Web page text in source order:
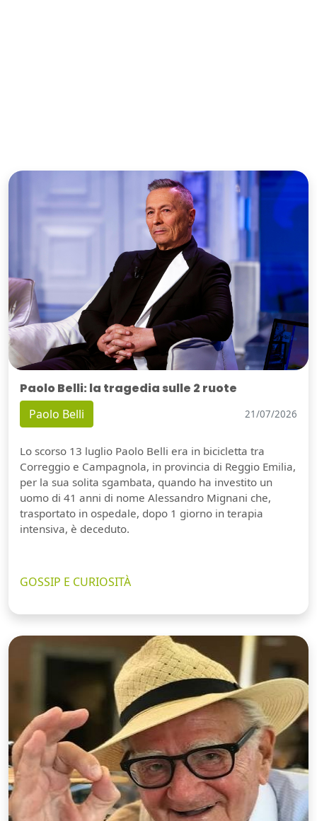
Paolo Belli: la tragedia sulle 2 ruote
Paolo Belli 21/07/2026
Lo scorso 13 luglio Paolo Belli era in bicicletta tra
Correggio e Campagnola, in provincia di Reggio Emilia,
per la sua solita sgambata, quando ha investito un
uomo di 41 anni di nome Alessandro Mignani che,
trasportato in ospedale, dopo 1 giorno in terapia
intensiva, è deceduto.
GOSSIP E CURIOSITÀ